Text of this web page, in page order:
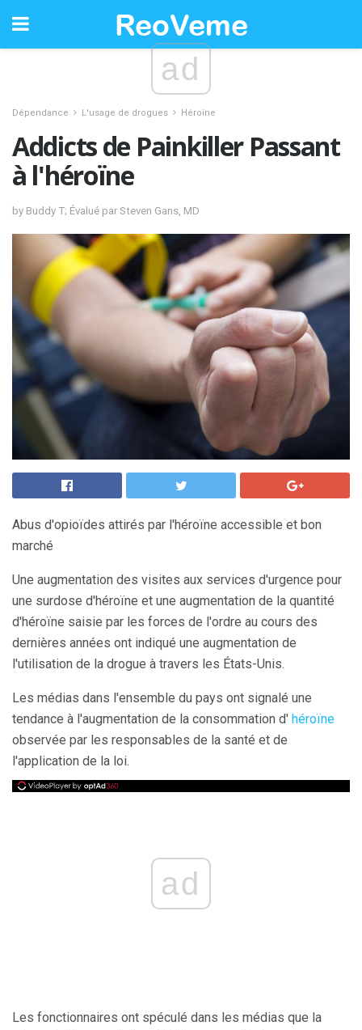
ad
Dépendance L'usage de drogues Héroïne
Addicts de Painkiller Passant
à l'héroïne
by Buddy T; Évalué par Steven Gans, MD
Abus d'opioïdes attirés par l'héroïne accessible et bon
marché
Une augmentation des visites aux services d'urgence pour
une surdose d'héroïne et une augmentation de la quantité
d'héroïne saisie par les forces de l'ordre au cours des
dernières années ont indiqué une augmentation de
l'utilisation de la drogue à travers les États-Unis.
Les médias dans l'ensemble du pays ont signalé une
tendance à l'augmentation de la consommation d' héroïne
observée par les responsables de la santé et de
l'application de la loi.
ad
Les fonctionnaires ont spéculé dans les médias que la